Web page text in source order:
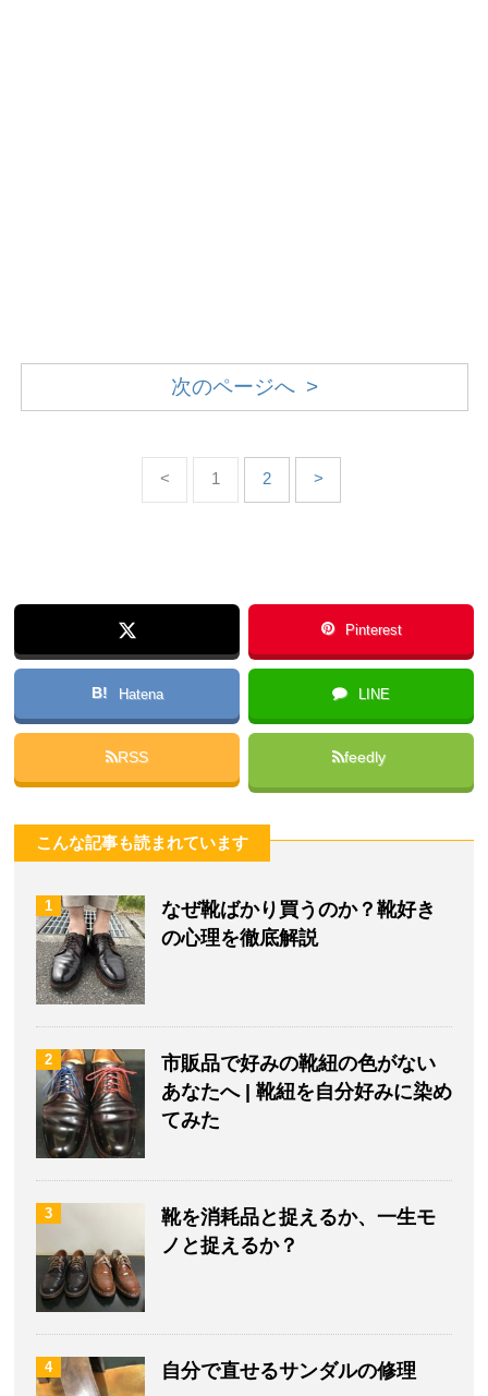
次のページへ >
< 1 2 >
Pinterest
B! Hatena LINE
RSS feedly
こんな記事も読まれています
1
なぜ靴ばかり買うのか？靴好き
の心理を徹底解説
2
市販品で好みの靴紐の色がない
あなたへ | 靴紐を自分好みに染め
てみた
3
靴を消耗品と捉えるか、一生モ
ノと捉えるか？
4 自分で直せるサンダルの修理